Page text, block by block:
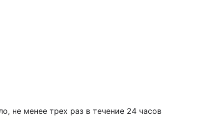
не менее трех раз в течение 24 часов